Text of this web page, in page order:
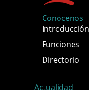
Conócenos
Introducción
Funciones
Directorio
Actualidad